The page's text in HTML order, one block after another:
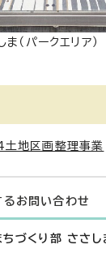
ま（パークエリ
土地区画整理事業
る お問い合わせ
づくり部 ささ